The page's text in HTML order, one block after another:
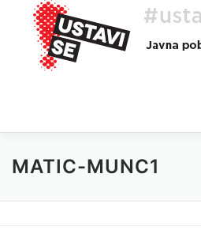
Preskoči
vsebino
O AKCIJI HEJ, TI, #USTAVISE
MATIC-MUNC1